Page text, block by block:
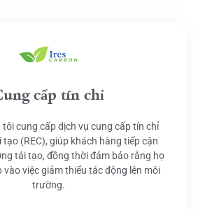
cấp tín chỉ
cung cấp dịch vụ cung cấp tín chỉ
(REC), giúp khách hàng tiếp cận
tái tạo, đồng thời đảm bảo rằng họ
vào việc giảm thiểu tác động lên môi
trường.